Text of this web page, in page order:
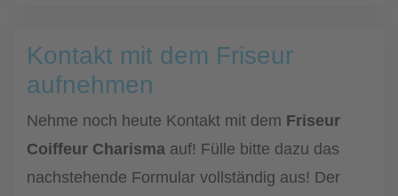
Kontakt mit dem Friseur
aufnehmen
Nehme noch heute Kontakt mit dem Friseur
Coiffeur Charisma auf! Fülle bitte dazu das
nachstehende Formular vollständig aus! Der